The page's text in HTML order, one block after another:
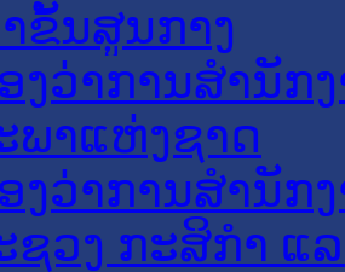
ຂັ້ນສູນກາງ
ງວ່າການສໍານັກ
ພາແຫ່ງຊາດ
ງວ່າການສຳນັກ
ຊວງ ກະສິກຳ ແ